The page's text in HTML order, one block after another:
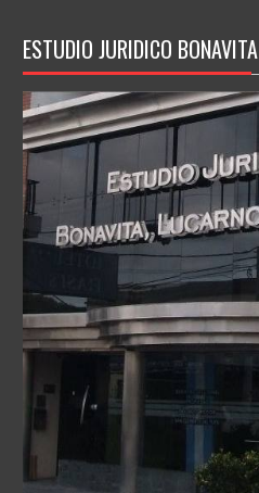
ESTUDIO JURIDICO BONAVITA